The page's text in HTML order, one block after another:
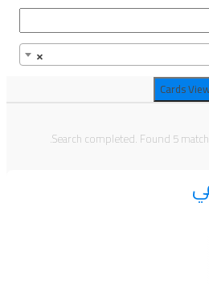
×
Cards
Search completed. Found 5